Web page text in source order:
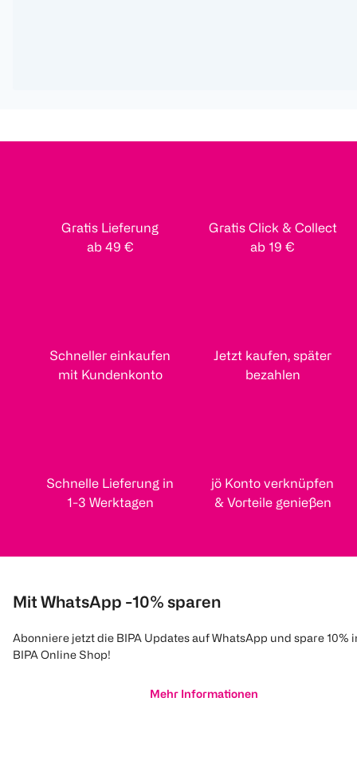
Gratis Lieferung
ab 49 €
Gratis Click & Collect
ab 19 €
Schneller einkaufen
mit Kundenkonto
Jetzt kaufen, später
bezahlen
Schnelle Lieferung in
1-3 Werktagen
jö Konto verknüpfen
& Vorteile genießen
Mit WhatsApp -10% sparen
Abonniere jetzt die BIPA Updates auf WhatsApp und spare 10%
BIPA Online Shop!
Mehr Informationen